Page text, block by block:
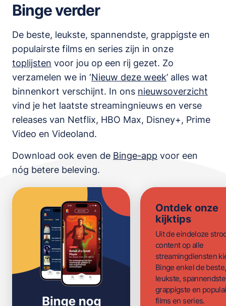
Binge verder
De beste, leukste, spannendste, grappigste en
populairste films en series zijn in onze
toplijsten voor jou op een rij gezet. Zo
verzamelen we in ‘Nieuw deze week’ alles wat
binnenkort verschijnt. In ons nieuwsoverzicht
vind je het laatste streamingnieuws en verse
releases van Netflix, HBO Max, Disney+, Prime
Video en Videoland.
Download ook even de Binge-app voor een
nóg betere beleving.
Ontdek onze
kijktips
Uit de eindeloze
content op alle
streamingdiensten
Binge enkel de beste,
leukste,
grappigste en
films en series.